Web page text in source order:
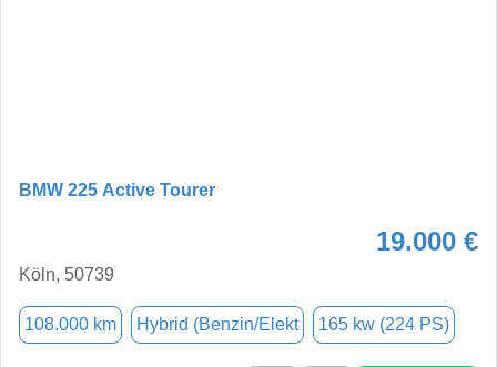
BMW 225 Active Tourer
19.000 €
Köln, 50739
108.000 km Hybrid (Benzin/Elekt 165 kw (224 PS)